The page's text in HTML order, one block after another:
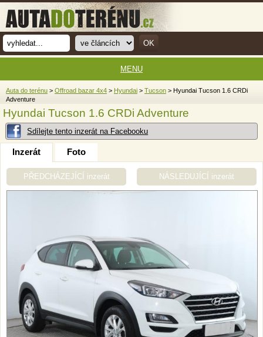
Auta do terénu > Offroad bazar 4x4 > Hyundai > Tucson > Hyundai Tucson 1.6 CRDi
Adventure
Hyundai Tucson 1.6 CRDi Adventure
Sdílejte tento inzerát na Facebooku
Inzerát Foto
PŘEDCHÁZEJÍCÍ inzerát NÁSLEDUJÍCÍ inzerát
MENU